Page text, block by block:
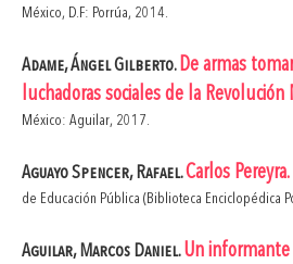
México, D.F: Porrúa, 2014.
Adame, Ángel Gilberto.De armas
luchadoras sociales de la Revolución
México: Aguilar, 2017.
Aguayo Spencer, Rafael.Carlos Pereyra.
de Educación Pública (Biblioteca Enciclopédica
Aguilar, Marcos Daniel.Un